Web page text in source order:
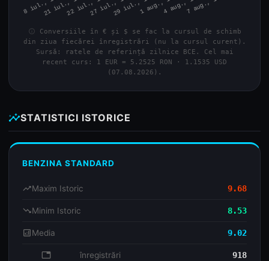
info Conversiile în € și $ se fac la cursul de schimb
din ziua fiecărei înregistrări (nu la cursul curent).
Sursă: ratele de referință zilnice BCE. Cel mai
recent curs: 1 EUR = 5.2525 RON · 1.1535 USD
(07.08.2026).
insightsSTATISTICI ISTORICE
BENZINA STANDARD
trending_upMaxim Istoric 9.68
trending_downMinim Istoric 8.53
analyticsMedia 9.02
database înregistrări 918